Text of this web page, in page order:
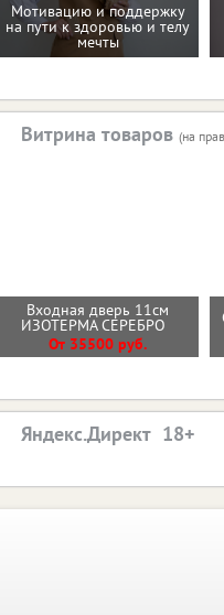
Мотивацию и поддержку
на пути к здоровью и телу
мечты
Витрина товаров (на
Входная дверь 11см
ИЗОТЕРМА СЕРЕБРО
От 35500 руб.
Яндекс.Директ